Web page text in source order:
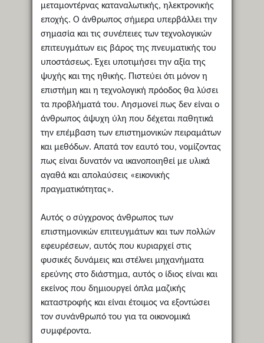
μεταμοντέρνας καταναλωτικής, ηλεκτρονικής
εποχής. Ο άνθρωπος σήμερα υπερβάλλει την
σημασία και τις συνέπειες των τεχνολογικών
επιτευγμάτων εις βάρος της πνευματικής του
υποστάσεως. Έχει υποτιμήσει την αξία της
ψυχής και της ηθικής. Πιστεύει ότι μόνον η
επιστήμη και η τεχνολογική πρόοδος θα λύσει
τα προβλήματά του. Λησμονεί πως δεν είναι ο
άνθρωπος άψυχη ύλη που δέχεται παθητικά
την επέμβαση των επιστημονικών πειραμάτων
και μεθόδων. Απατά τον εαυτό του, νομίζοντας
πως είναι δυνατόν να ικανοποιηθεί με υλικά
αγαθά και απολαύσεις «εικονικής
πραγματικότητας».
Αυτός ο σύγχρονος άνθρωπος των
επιστημονικών επιτευγμάτων και των πολλών
εφευρέσεων, αυτός που κυριαρχεί στις
φυσικές δυνάμεις και στέλνει μηχανήματα
ερεύνης στο διάστημα, αυτός ο ίδιος είναι και
εκείνος που δημιουργεί όπλα μαζικής
καταστροφής και είναι έτοιμος να εξοντώσει
τον συνάνθρωπό του για τα οικονομικά
συμφέροντα.